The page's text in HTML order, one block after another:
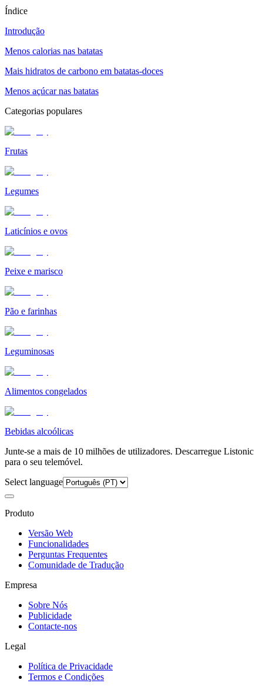
Índice
Introdução
Menos calorias nas batatas
Mais hidratos de carbono em batatas-doces
Menos açúcar nas batatas
Categorias populares
Frutas
Legumes
Laticínios e ovos
Peixe e marisco
Pão e farinhas
Leguminosas
Alimentos congelados
Bebidas alcoólicas
Junte-se a mais de 10 milhões de utilizadores. Descarregue Listonic
para o seu telemóvel.
Select language
Produto
Versão Web
Funcionalidades
Perguntas Frequentes
Comunidade de Tradução
Empresa
Sobre Nós
Publicidade
Contacte-nos
Legal
Política de Privacidade
Termos e Condições